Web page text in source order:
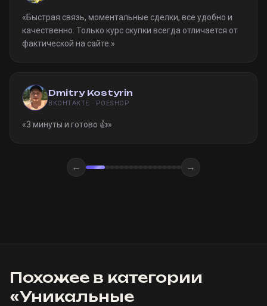
«Быстрая связь, моментальные сделки, все удобно и
качественно. Только курс скупки всегда отличается от
фактической на сайте. »
Dmitry Kostyrin
ВКОНТАКТЕ · POESHOP
«3 минуты и готово 👍»
← →
Похожее в категории
«Уникальные